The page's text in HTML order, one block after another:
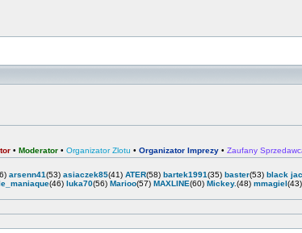
• Moderator • Organizator Zlotu • Organizator Imprezy • Zaufany
arsenn41(53) asiaczek85(41) ATER(58) bartek1991(35) baster(53) black
(46) luka70(56) Marioo(57) MAXLINE(60) Mickey.(48) mmagiel(43)